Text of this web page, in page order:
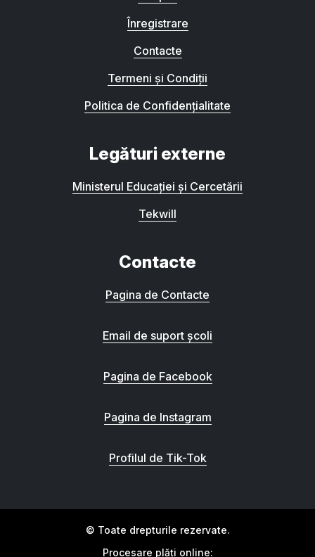
Înregistrare
Contacte
Termeni și Condiții
Politica de Confidențialitate
Legături externe
Ministerul Educației și Cercetării
Tekwill
Contacte
Pagina de Contacte
Email de suport școli
Pagina de Facebook
Pagina de Instagram
Profilul de Tik-Tok
© Toate drepturile rezervate.
Procesare plăți online: